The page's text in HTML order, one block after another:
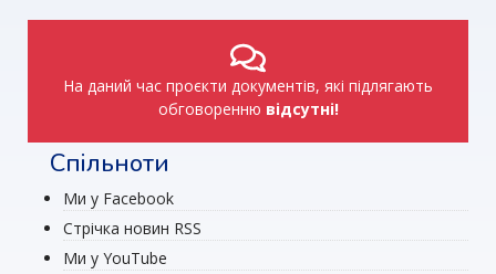
На даний час проєкти документів, які підлягають
обговоренню відсутні!
Спільноти
Ми у Facebook
Стрічка новин RSS
Ми у YouTube